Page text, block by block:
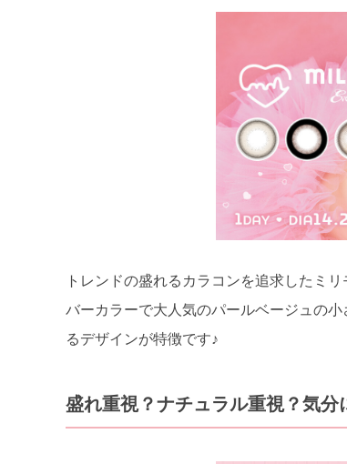
トレンドの盛れるカラコンを追求したミ
バーカラーで大人気のパールベージュの
るデザインが特徴です♪
盛れ重視？ナチュラル重視？気